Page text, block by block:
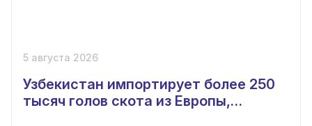
5 августа 2026
Узбекистан импортирует более 250
тысяч голов скота из Европы,